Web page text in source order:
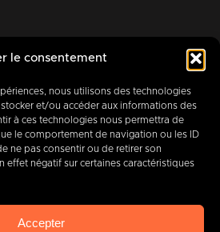
le consentement
nous utilisons des technologies
et/ou accéder aux informations des
à ces technologies nous permettra de
le comportement de navigation ou les ID
ne pas consentir ou de retirer son
effet négatif sur certaines caractéristiques
Accepter
partenaire
.
privée